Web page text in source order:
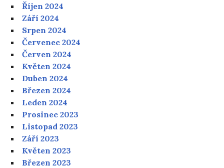
Říjen 2024
Září 2024
Srpen 2024
Červenec 2024
Červen 2024
Květen 2024
Duben 2024
Březen 2024
Leden 2024
Prosinec 2023
Listopad 2023
Září 2023
Květen 2023
Březen 2023